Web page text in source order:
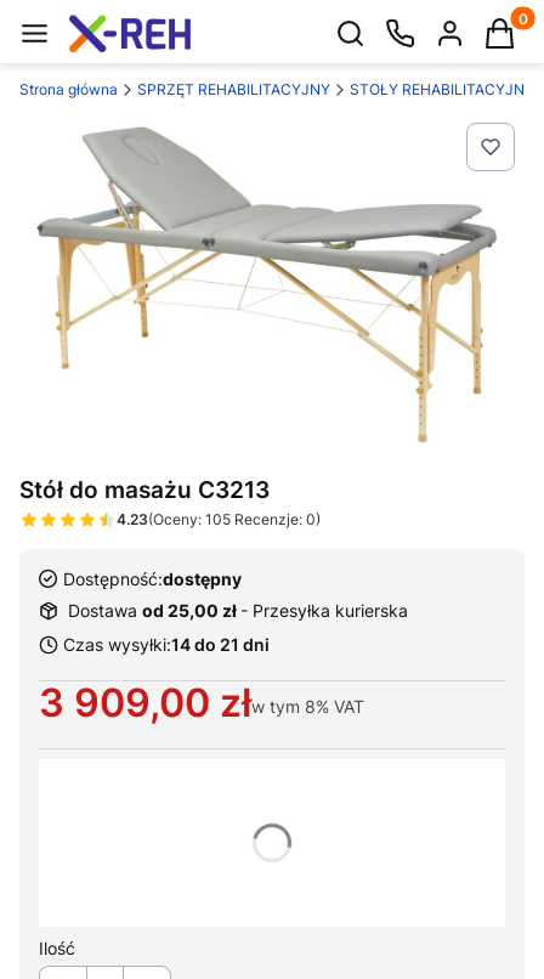
Otwórz wyszukiwarkę
Strona główna SPRZĘT REHABILITACYJNY STOŁY REHABILITACYJNE
Stół do masażu C3213
4.23(Oceny: 105 Recenzje: 0)
Dostępność:dostępny
Dostawa od 25,00 zł - Przesyłka kurierska
Czas wysyłki:14 do 21 dni
Cena
3 909,00 złw tym 8% VAT
Poszczególne warianty mogą różnić się ceną
Ilość